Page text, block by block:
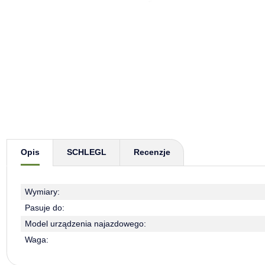
Opis
SCHLEGL Recenzje
Wymiary:
Pasuje do:
Model urządzenia najazdowego:
Waga: